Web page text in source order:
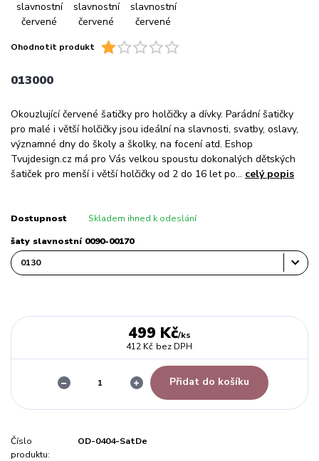
Ohodnotit produkt
013000
Okouzlující červené šatičky pro holčičky a dívky. Parádní šatičky
pro malé i větší holčičky jsou ideální na slavnosti, svatby, oslavy,
významné dny do školy a školky, na focení atd. Eshop
Tvujdesign.cz má pro Vás velkou spoustu dokonalých dětských
šatiček pro menší i větší holčičky od 2 do 16 let po... celý popis
Dostupnost Skladem ihned k odeslání
šaty slavnostní 0090-00170
499 Kč/ks
412 Kč bez DPH
Přidat do košíku
Číslo
produktu:
OD-0404-SatDe